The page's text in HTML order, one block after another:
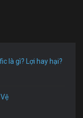
là gì? Lợi hay hại?